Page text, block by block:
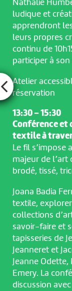
Nathalie
ludique et
apprendront
leurs propres
continu de
participer à
Atelier
réservation
13:30 – 15:30
Conférence et
textile à
Le fil s’impose
majeur de l’art
brodé, tissé,
Joana Badia
textile,
collections
savoir-faire et
tapisseries de
Jeanneret et
Jeanne
Emery. La
discussion